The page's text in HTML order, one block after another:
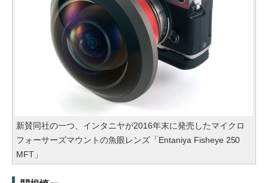
新賛同社の一つ、インタニヤが2016年末に発売したマイクロ
フォーサーズマウントの魚眼レンズ「Entaniya Fisheye 250
MFT」